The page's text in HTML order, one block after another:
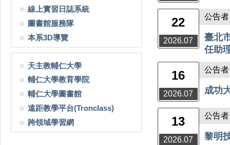
線上實習日誌系統
圖書館服務隊
本系3D導覽
天主教輔仁大學
輔仁大學教育學院
輔仁大學圖書館
遠距教學平台(Tronclass)
跨領域學習網
22
2026.07
公告
臺北
任助
16
2026.07
公告
成功
13
2026.07
公告
黎明